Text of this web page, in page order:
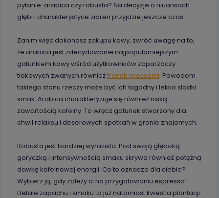
pytanie: arabica czy robusta? Na decyzje o niuansach
głębi i charakterystyce ziaren przyjdzie jeszcze czas.
Zanim więc dokonasz zakupu kawy, zwróć uwagę na to,
że arabica jest zdecydowanie najpopularniejszym
gatunkiem kawy wśród użytkowników zaparzaczy
tłokowych zwanych równieżfrench pressami. Powodem
takiego stanu rzeczy może być ich łagodny i lekko słodki
smak. Arabica charakteryzuje się również niską
zawartością kofeiny. To wręcz gatunek stworzony dla
chwil relaksu i deserowych spotkań w gronie znajomych.
Robusta jest bardziej wyrazista. Pod swoją głęboką
goryczką i intensywnością smaku skrywa również potężną
dawkę kofeinowej energii. Co to oznacza dla ciebie?
Wybierz ją, gdy zależy ci na przygotowaniu espresso!
Detale zapachu i smaku to już natomiast kwestia plantacji.